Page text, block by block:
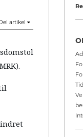
artikel